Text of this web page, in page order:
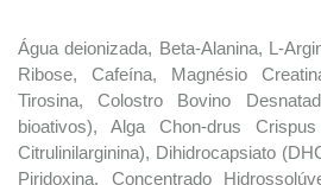
Água deionizada, Beta-Alanina, L-
Ribose, Cafeína, Magnésio
Tirosina, Colostro Bovino
bioativos), Alga Chon-drus
Citrulinilarginina), Dihidrocapsiato
Piridoxina, Concentrado